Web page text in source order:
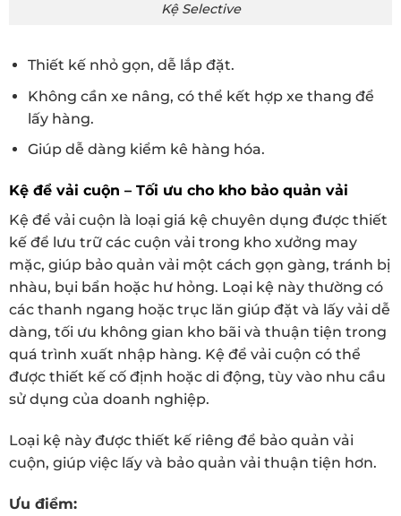
Kệ Selective
Thiết kế nhỏ gọn, dễ lắp đặt.
Không cần xe nâng, có thể kết hợp xe thang để
lấy hàng.
Giúp dễ dàng kiểm kê hàng hóa.
Kệ để vải cuộn – Tối ưu cho kho bảo quản vải
Kệ để vải cuộn là loại giá kệ chuyên dụng được thiết
kế để lưu trữ các cuộn vải trong kho xưởng may
mặc, giúp bảo quản vải một cách gọn gàng, tránh bị
nhàu, bụi bẩn hoặc hư hỏng. Loại kệ này thường có
các thanh ngang hoặc trục lăn giúp đặt và lấy vải dễ
dàng, tối ưu không gian kho bãi và thuận tiện trong
quá trình xuất nhập hàng. Kệ để vải cuộn có thể
được thiết kế cố định hoặc di động, tùy vào nhu cầu
sử dụng của doanh nghiệp.
Loại kệ này được thiết kế riêng để bảo quản vải
cuộn, giúp việc lấy và bảo quản vải thuận tiện hơn.
Ưu điểm: